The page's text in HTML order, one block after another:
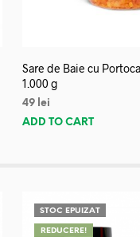
Sare de Baie cu
1.000 g
49 lei
ADD TO CART
STOC EPUIZAT
REDUCERE!